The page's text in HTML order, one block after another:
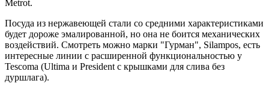
Metrot.
Посуда из нержавеющей стали со средними характеристиками
будет дороже эмалированной, но она не боится механических
воздействий. Смотреть можно марки "Гурман", Silampos, есть
интересные линии с расширенной функциональностью у
Tescoma (Ultima и President с крышками для слива без
дуршлага).